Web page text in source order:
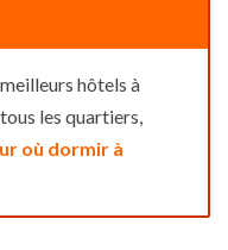
hôtels à
les quartiers,
où dormir à